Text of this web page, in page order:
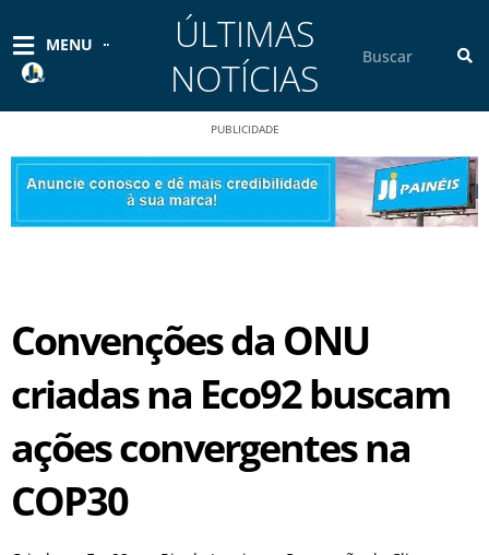
conteúdo
MENU
ÚLTIMAS
NOTÍCIAS
PUBLICIDADE
Convenções da ONU
criadas na Eco92 buscam
ações convergentes na
COP30